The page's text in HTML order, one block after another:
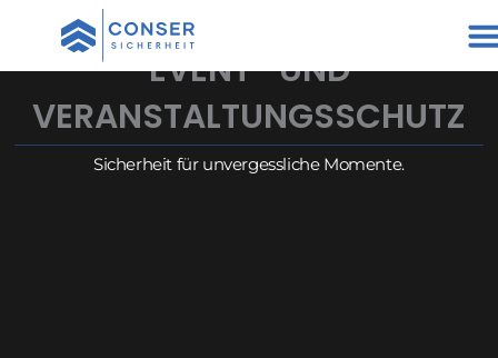
springen
EVENT- UND
VERANSTALTUNGSSCHUTZ
Sicherheit für unvergessliche Momente.